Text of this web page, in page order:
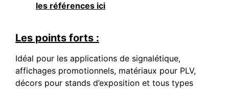
les références ici
Les points forts :
Idéal pour les applications de signalétique,
affichages promotionnels, matériaux pour PLV,
décors pour stands d’exposition et tous types